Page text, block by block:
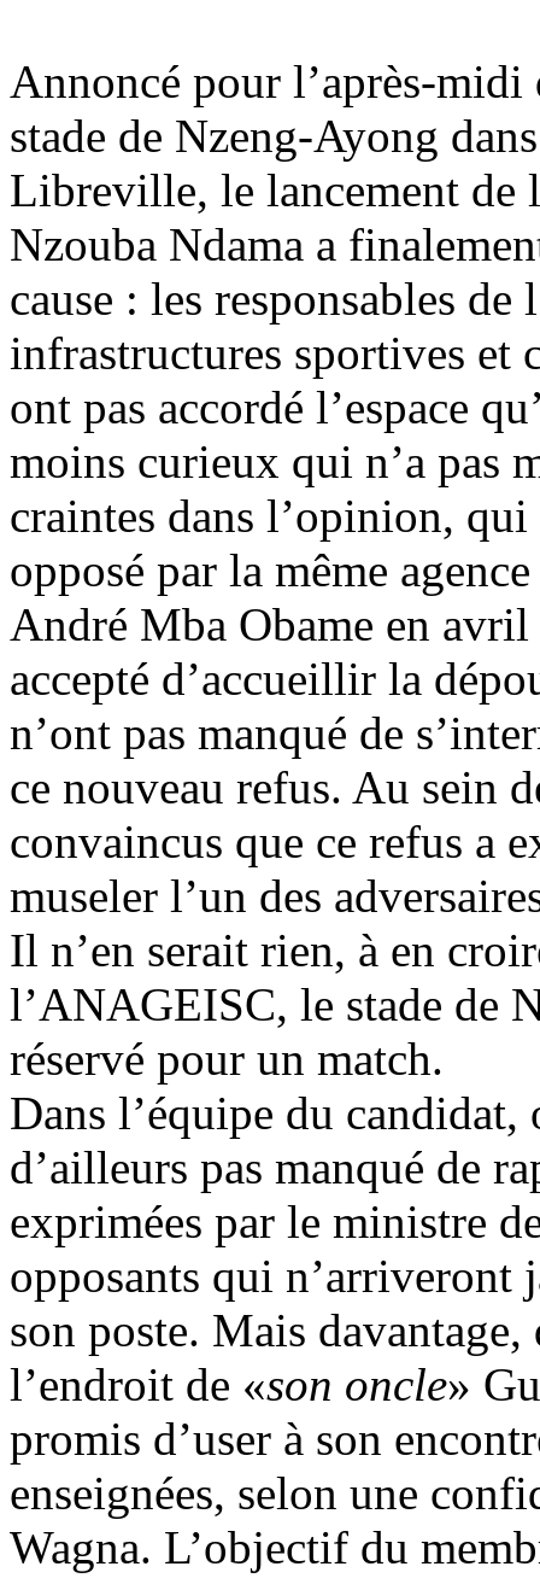
Annoncé pour l’après-
stade de Nzeng-Ayong
Libreville, le lancement de
Nzouba Ndama a
cause : les responsables
infrastructures sportives
ont pas accordé l’espace
moins curieux qui n’a pas
craintes dans l’opinion, qui
opposé par la même
André Mba Obame en
accepté d’accueillir la
n’ont pas manqué de
ce nouveau refus. Au sein
convaincus que ce refus a
museler l’un des
Il n’en serait rien, à en
l’ANAGEISC, le stade de
réservé pour un match.
Dans l’équipe du
d’ailleurs pas manqué de
exprimées par le ministre
opposants qui n’arriveront
son poste. Mais davantage,
l’endroit de «son oncle»
promis d’user à son
enseignées, selon une
Wagna. L’objectif du